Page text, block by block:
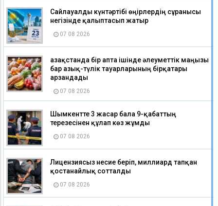
Сайлауалды күнтәртібі өңірлердің сұранысы
негізінде қалыптасып жатыр
07 08 2026
Қазақстанда бір апта ішінде әлеуметтік маңызы
бар азық-түлік тауарларының бірқатары
арзандады
07 08 2026
Шымкентте 3 жасар бала 9-қабаттың
терезесінен құлап көз жұмды
07 08 2026
Лицензиясыз несие беріп, миллиард тапқан
қостанайлық сотталды
07 08 2026